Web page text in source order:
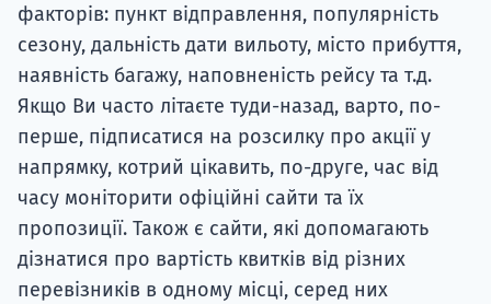
факторів: пункт відправлення, популярність
сезону, дальність дати вильоту, місто прибуття,
наявність багажу, наповненість рейсу та т.д.
Якщо Ви часто літаєте туди-назад, варто, по-
перше, підписатися на розсилку про акції у
напрямку, котрий цікавить, по-друге, час від
часу моніторити офіційні сайти та їх
пропозиції. Також є сайти, які допомагають
дізнатися про вартість квитків від різних
перевізників в одному місці, серед них